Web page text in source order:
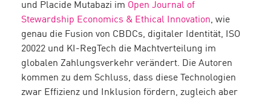
und Placide Mutabazi im Open Journal of
Stewardship Economics & Ethical Innovation, wie
genau die Fusion von CBDCs, digitaler Identität, ISO
20022 und KI-RegTech die Machtverteilung im
globalen Zahlungsverkehr verändert. Die Autoren
kommen zu dem Schluss, dass diese Technologien
zwar Effizienz und Inklusion fördern, zugleich aber